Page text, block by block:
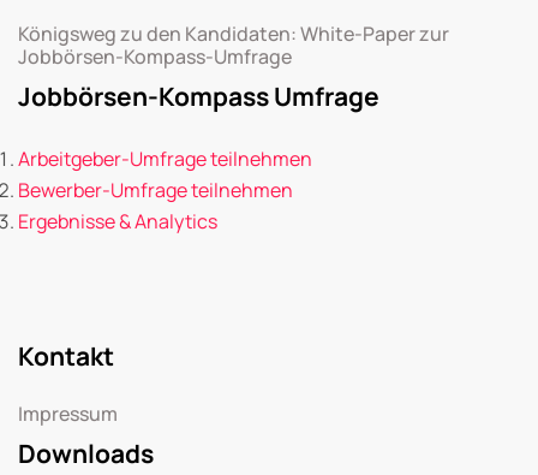
Königsweg zu den Kandidaten: White-Paper zur
Jobbörsen-Kompass-Umfrage
Jobbörsen-Kompass Umfrage
Arbeitgeber-Umfrage teilnehmen
Bewerber-Umfrage teilnehmen
Ergebnisse & Analytics
Kontakt
Impressum
Downloads